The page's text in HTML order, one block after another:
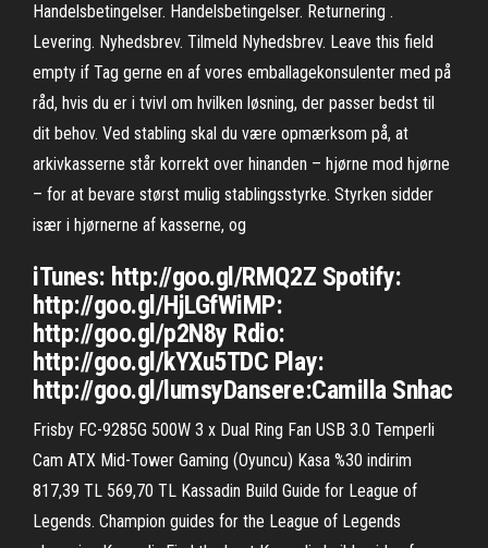
Handelsbetingelser. Handelsbetingelser. Returnering .
Levering. Nyhedsbrev. Tilmeld Nyhedsbrev. Leave this field
empty if Tag gerne en af vores emballagekonsulenter med på
råd, hvis du er i tvivl om hvilken løsning, der passer bedst til
dit behov. Ved stabling skal du være opmærksom på, at
arkivkasserne står korrekt over hinanden – hjørne mod hjørne
– for at bevare størst mulig stablingsstyrke. Styrken sidder
især i hjørnerne af kasserne, og
iTunes: http://goo.gl/RMQ2Z Spotify:
http://goo.gl/HjLGfWiMP:
http://goo.gl/p2N8y Rdio:
http://goo.gl/kYXu5TDC Play:
http://goo.gl/lumsyDansere:Camilla Snhac
Frisby FC-9285G 500W 3 x Dual Ring Fan USB 3.0 Temperli
Cam ATX Mid-Tower Gaming (Oyuncu) Kasa %30 indirim
817,39 TL 569,70 TL Kassadin Build Guide for League of
Legends. Champion guides for the League of Legends